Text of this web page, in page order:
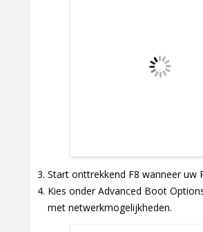
Start onttrekkend F8 wanneer uw
Kies onder Advanced Boot
met netwerkmogelijkheden.